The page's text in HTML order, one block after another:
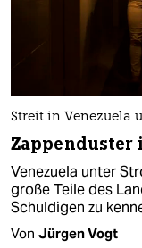
Streit in Venezuela
Zappenduster
Venezuela unter
große Teile des
Schuldigen zu
Von Jürgen Vogt